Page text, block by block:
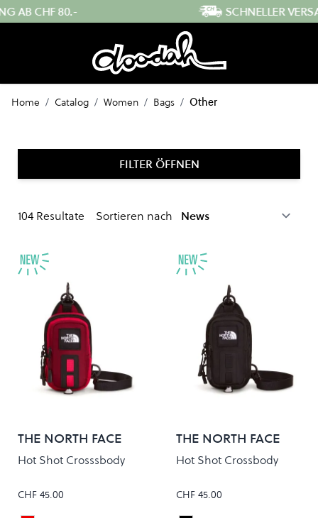
Direkt zum InhaltSCHNELLER VERSAND AUS DER SCHWEIZ
Home / Catalog / Women / Bags / Other
FILTER ÖFFNEN
104Resultate Sortieren nach
THE NORTH FACE
Hot Shot Crosssbody
CHF 45.00
THE NORTH FACE
Hot Shot Crossbody
CHF 45.00